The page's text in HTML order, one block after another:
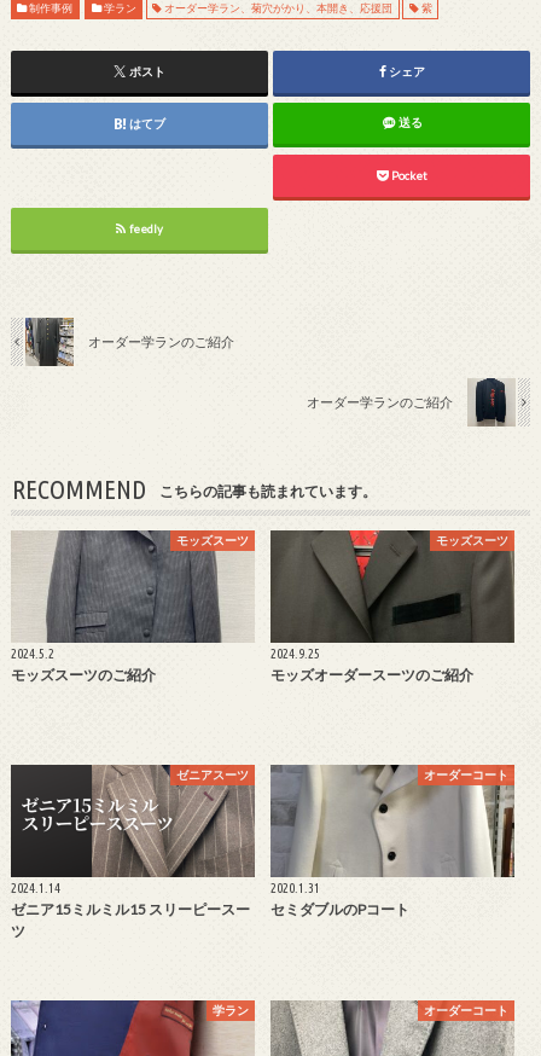
制作事例 学ラン オーダー学ラン、菊穴がかり、本開き、応援団 紫
ポスト シェア
はてブ 送る
Pocket
feedly
オーダー学ランのご紹介
オーダー学ランのご紹介
RECOMMEND こちらの記事も読まれています。
モッズスーツ
2024.5.2
モッズスーツのご紹介
モッズスーツ
2024.9.25
モッズオーダースーツのご紹介
ゼニアスーツ
2024.1.14
ゼニア15ミルミル15 スリーピースー
ツ
オーダーコート
2020.1.31
セミダブルのPコート
学ラン オーダーコート